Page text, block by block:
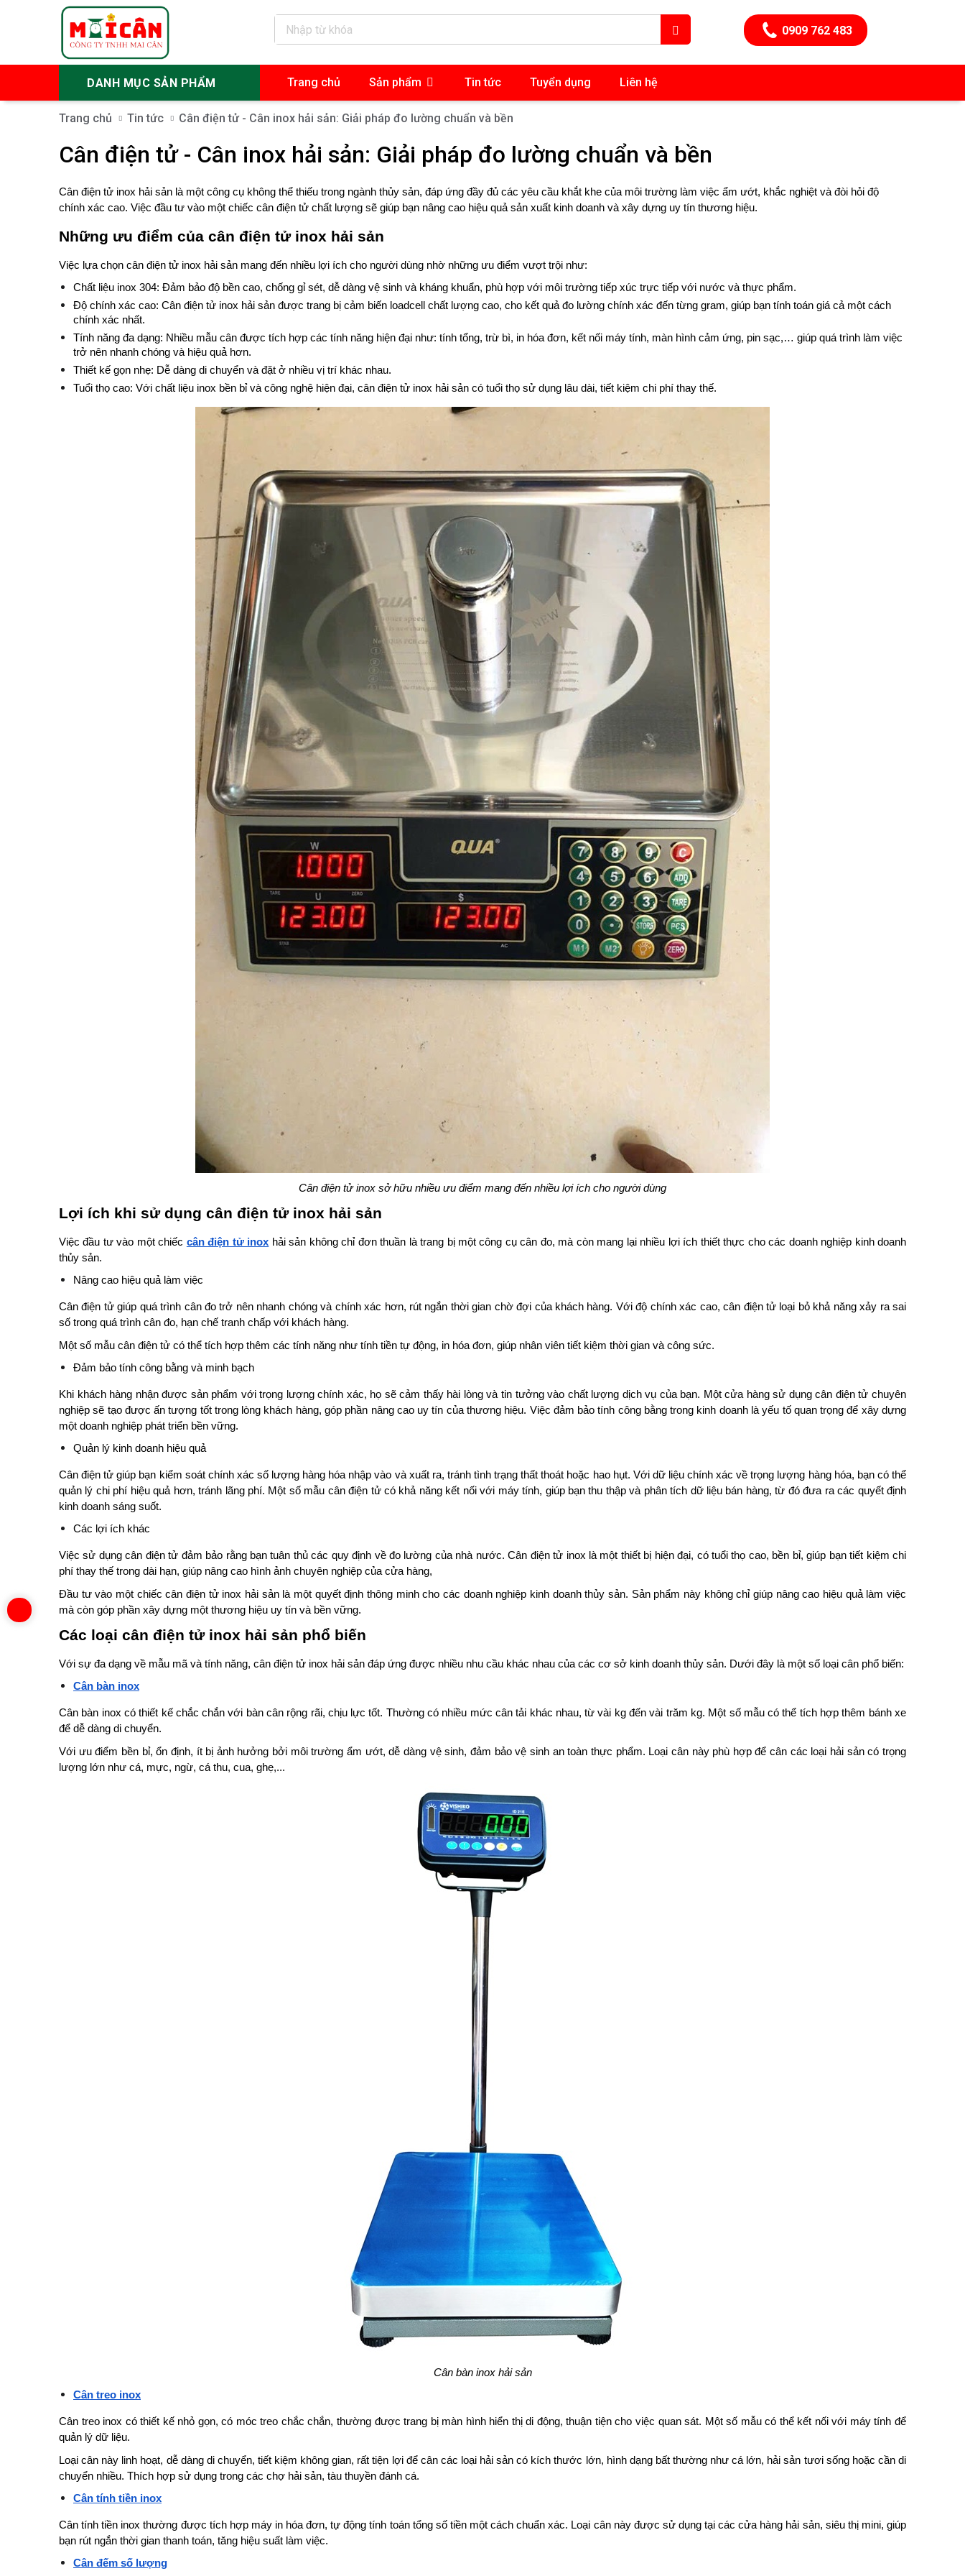
0909 762 483
DANH MỤC SẢN PHẨM Trang chủ Sản phẩm Tin tức Tuyển dụng Liên hệ
Trang chủ Tin tức Cân điện tử - Cân inox hải sản: Giải pháp đo lường chuẩn và bền
Cân điện tử - Cân inox hải sản: Giải pháp đo lường chuẩn và bền
Cân điện tử inox hải sản là một công cụ không thể thiếu trong ngành thủy sản, đáp ứng đầy đủ các yêu cầu khắt khe của môi trường làm việc ẩm ướt, khắc nghiệt và đòi hỏi độ
chính xác cao. Việc đầu tư vào một chiếc cân điện tử chất lượng sẽ giúp bạn nâng cao hiệu quả sản xuất kinh doanh và xây dựng uy tín thương hiệu.
Những ưu điểm của cân điện tử inox hải sản
Việc lựa chọn cân điện tử inox hải sản mang đến nhiều lợi ích cho người dùng nhờ những ưu điểm vượt trội như:
Chất liệu inox 304: Đảm bảo độ bền cao, chống gỉ sét, dễ dàng vệ sinh và kháng khuẩn, phù hợp với môi trường tiếp xúc trực tiếp với nước và thực phẩm.
Độ chính xác cao: Cân điện tử inox hải sản được trang bị cảm biến loadcell chất lượng cao, cho kết quả đo lường chính xác đến từng gram, giúp bạn tính toán giá cả một cách
chính xác nhất.
Tính năng đa dạng: Nhiều mẫu cân được tích hợp các tính năng hiện đại như: tính tổng, trừ bì, in hóa đơn, kết nối máy tính, màn hình cảm ứng, pin sạc,… giúp quá trình làm việc
trở nên nhanh chóng và hiệu quả hơn.
Thiết kế gọn nhẹ: Dễ dàng di chuyển và đặt ở nhiều vị trí khác nhau.
Tuổi thọ cao: Với chất liệu inox bền bỉ và công nghệ hiện đại, cân điện tử inox hải sản có tuổi thọ sử dụng lâu dài, tiết kiệm chi phí thay thế.
Cân điện tử inox sở hữu nhiều ưu điểm mang đến nhiều lợi ích cho người dùng
Lợi ích khi sử dụng cân điện tử inox hải sản
Việc đầu tư vào một chiếc cân điện tử inox hải sản không chỉ đơn thuần là trang bị một công cụ cân đo, mà còn mang lại nhiều lợi ích thiết thực cho các doanh nghiệp kinh doanh
thủy sản.
Nâng cao hiệu quả làm việc
Cân điện tử giúp quá trình cân đo trở nên nhanh chóng và chính xác hơn, rút ngắn thời gian chờ đợi của khách hàng. Với độ chính xác cao, cân điện tử loại bỏ khả năng xảy ra sai
số trong quá trình cân đo, hạn chế tranh chấp với khách hàng.
Một số mẫu cân điện tử có thể tích hợp thêm các tính năng như tính tiền tự động, in hóa đơn, giúp nhân viên tiết kiệm thời gian và công sức.
Đảm bảo tính công bằng và minh bạch
Khi khách hàng nhận được sản phẩm với trọng lượng chính xác, họ sẽ cảm thấy hài lòng và tin tưởng vào chất lượng dịch vụ của bạn. Một cửa hàng sử dụng cân điện tử chuyên
nghiệp sẽ tạo được ấn tượng tốt trong lòng khách hàng, góp phần nâng cao uy tín của thương hiệu. Việc đảm bảo tính công bằng trong kinh doanh là yếu tố quan trọng để xây dựng
một doanh nghiệp phát triển bền vững.
Quản lý kinh doanh hiệu quả
Cân điện tử giúp bạn kiểm soát chính xác số lượng hàng hóa nhập vào và xuất ra, tránh tình trạng thất thoát hoặc hao hụt. Với dữ liệu chính xác về trọng lượng hàng hóa, bạn có thể
quản lý chi phí hiệu quả hơn, tránh lãng phí. Một số mẫu cân điện tử có khả năng kết nối với máy tính, giúp bạn thu thập và phân tích dữ liệu bán hàng, từ đó đưa ra các quyết định
kinh doanh sáng suốt.
Các lợi ích khác
Việc sử dụng cân điện tử đảm bảo rằng bạn tuân thủ các quy định về đo lường của nhà nước. Cân điện tử inox là một thiết bị hiện đại, có tuổi thọ cao, bền bỉ, giúp bạn tiết kiệm chi
phí thay thế trong dài hạn, giúp nâng cao hình ảnh chuyên nghiệp của cửa hàng,
Đầu tư vào một chiếc cân điện tử inox hải sản là một quyết định thông minh cho các doanh nghiệp kinh doanh thủy sản. Sản phẩm này không chỉ giúp nâng cao hiệu quả làm việc
mà còn góp phần xây dựng một thương hiệu uy tín và bền vững.
Các loại cân điện tử inox hải sản phổ biến
Với sự đa dạng về mẫu mã và tính năng, cân điện tử inox hải sản đáp ứng được nhiều nhu cầu khác nhau của các cơ sở kinh doanh thủy sản. Dưới đây là một số loại cân phổ biến:
Cân bàn inox
Cân bàn inox có thiết kế chắc chắn với bàn cân rộng rãi, chịu lực tốt. Thường có nhiều mức cân tải khác nhau, từ vài kg đến vài trăm kg. Một số mẫu có thể tích hợp thêm bánh xe
để dễ dàng di chuyển.
Với ưu điểm bền bỉ, ổn định, ít bị ảnh hưởng bởi môi trường ẩm ướt, dễ dàng vệ sinh, đảm bảo vệ sinh an toàn thực phẩm. Loại cân này phù hợp để cân các loại hải sản có trọng
lượng lớn như cá, mực, ngừ, cá thu, cua, ghẹ,...
Cân bàn inox hải sản
Cân treo inox
Cân treo inox có thiết kế nhỏ gọn, có móc treo chắc chắn, thường được trang bị màn hình hiển thị di động, thuận tiện cho việc quan sát. Một số mẫu có thể kết nối với máy tính để
quản lý dữ liệu.
Loại cân này linh hoạt, dễ dàng di chuyển, tiết kiệm không gian, rất tiện lợi để cân các loại hải sản có kích thước lớn, hình dạng bất thường như cá lớn, hải sản tươi sống hoặc cần di
chuyển nhiều. Thích hợp sử dụng trong các chợ hải sản, tàu thuyền đánh cá.
Cân tính tiền inox
Cân tính tiền inox thường được tích hợp máy in hóa đơn, tự động tính toán tổng số tiền một cách chuẩn xác. Loại cân này được sử dụng tại các cửa hàng hải sản, siêu thị mini, giúp
bạn rút ngắn thời gian thanh toán, tăng hiệu suất làm việc.
Cân đếm số lượng